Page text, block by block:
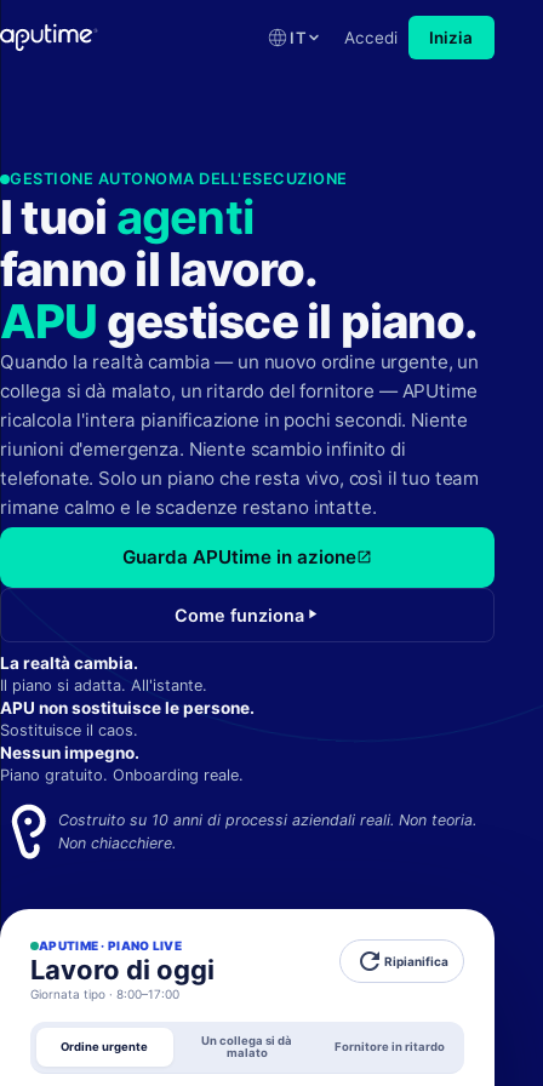
IT Accedi Inizia
GESTIONE AUTONOMA DELL'ESECUZIONE
I tuoi agenti
fanno il lavoro.
APU gestisce il piano.
Quando la realtà cambia — un nuovo ordine urgente, un
collega si dà malato, un ritardo del fornitore — APUtime
ricalcola l'intera pianificazione in pochi secondi. Niente
riunioni d'emergenza. Niente scambio infinito di
telefonate. Solo un piano che resta vivo, così il tuo team
rimane calmo e le scadenze restano intatte.
Guarda APUtime in azioneopen_in_new
Come funziona play_arrow
La realtà cambia.
Il piano si adatta. All'istante.
APU non sostituisce le persone.
Sostituisce il caos.
Nessun impegno.
Piano gratuito. Onboarding reale.
Costruito su 10 anni di processi aziendali reali. Non teoria.
Non chiacchiere.
APUTIME · PIANO LIVE
Lavoro di oggi
Giornata tipo · 8:00–17:00
refresh Ripianifica
Ordine urgente
Un collega si dà
malato
Fornitore in ritardo